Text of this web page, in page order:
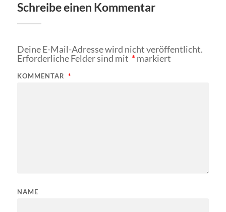
Schreibe einen Kommentar
Deine E-Mail-Adresse wird nicht veröffentlicht.
Erforderliche Felder sind mit *markiert
KOMMENTAR *
NAME